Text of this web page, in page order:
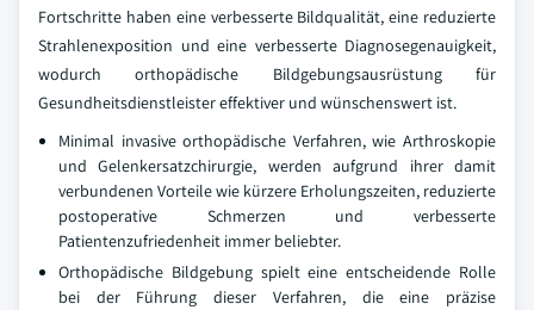
Fortschritte haben eine verbesserte Bildqualität, eine reduzierte
Strahlenexposition und eine verbesserte Diagnosegenauigkeit,
wodurch orthopädische Bildgebungsausrüstung für
Gesundheitsdienstleister effektiver und wünschenswert ist.
Minimal invasive orthopädische Verfahren, wie Arthroskopie
und Gelenkersatzchirurgie, werden aufgrund ihrer damit
verbundenen Vorteile wie kürzere Erholungszeiten, reduzierte
postoperative Schmerzen und verbesserte
Patientenzufriedenheit immer beliebter.
Orthopädische Bildgebung spielt eine entscheidende Rolle
bei der Führung dieser Verfahren, die eine präzise